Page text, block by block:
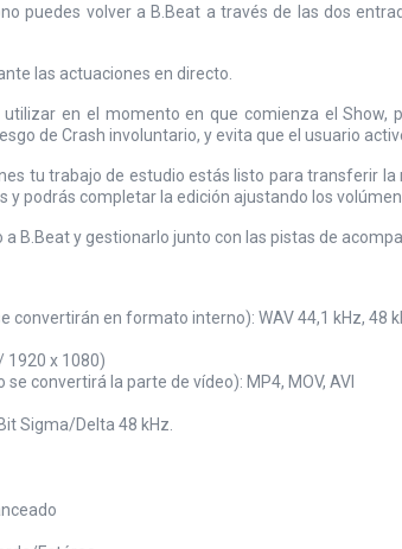
puedes volver a B.Beat a través de las dos
las actuaciones en directo.
en el momento en que comienza el
de Crash involuntario, y evita que el usuario
tu trabajo de estudio estás listo para transferir
y podrás completar la edición ajustando los
B.Beat y gestionarlo junto con las pistas de
en formato interno): WAV 44,1 kHz, 48
1920 x 1080)
convertirá la parte de vídeo): MP4, MOV, AVI
Sigma/Delta 48 kHz.